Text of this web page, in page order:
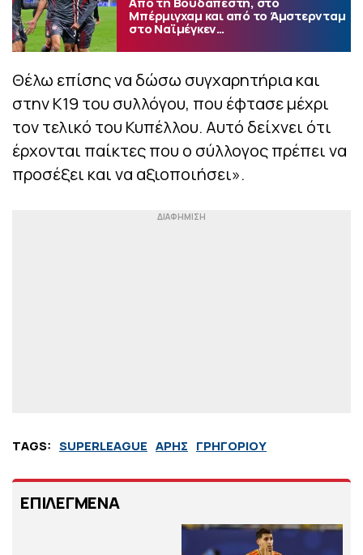
Μπέρμιγχαμ και από το Άμστερνταμ
στο Ναϊμέγκεν…
Θέλω επίσης να δώσω συγχαρητήρια και
στην Κ19 του συλλόγου, που έφτασε μέχρι
τον τελικό του Κυπέλλου. Αυτό δείχνει ότι
έρχονται παίκτες που ο σύλλογος πρέπει να
προσέξει και να αξιοποιήσει».
TAGS: SUPERLEAGUE ΑΡΗΣ ΓΡΗΓΟΡΙΟΥ
ΕΠΙΛΕΓΜΕΝΑ